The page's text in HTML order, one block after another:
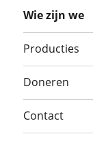
Wie zijn we
Producties
Doneren
Contact